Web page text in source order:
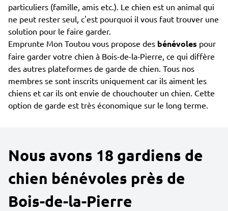
particuliers (famille, amis etc.). Le chien est un animal qui
ne peut rester seul, c'est pourquoi il vous faut trouver une
solution pour le faire garder.
Emprunte Mon Toutou vous propose des bénévoles pour
faire garder votre chien à Bois-de-la-Pierre, ce qui diffère
des autres plateformes de garde de chien. Tous nos
membres se sont inscrits uniquement car ils aiment les
chiens et car ils ont envie de chouchouter un chien. Cette
option de garde est très économique sur le long terme.
Nous avons 18 gardiens de
chien bénévoles près de
Bois-de-la-Pierre